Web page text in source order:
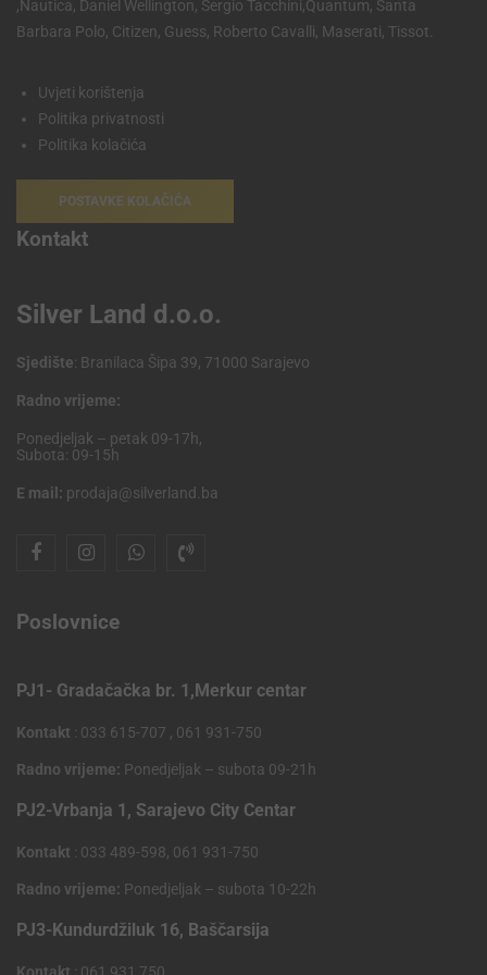
,Nautica, Daniel Wellington, Sergio Tacchini,Quantum, Santa
Barbara Polo, Citizen, Guess, Roberto Cavalli, Maserati, Tissot.
Uvjeti korištenja
Politika privatnosti
Politika kolačića
POSTAVKE KOLAČIĆA
Kontakt
Silver Land d.o.o.
Sjedište: Branilaca Šipa 39, 71000 Sarajevo
Radno vrijeme:
Ponedjeljak – petak 09-17h,
Subota: 09-15h
E mail: prodaja@silverland.ba
Poslovnice
PJ1- Gradačačka br. 1,Merkur centar
Kontakt : 033 615-707 , 061 931-750
Radno vrijeme: Ponedjeljak – subota 09-21h
PJ2-Vrbanja 1, Sarajevo City Centar
Kontakt : 033 489-598, 061 931-750
Radno vrijeme: Ponedjeljak – subota 10-22h
PJ3-Kundurdžiluk 16, Baščarsija